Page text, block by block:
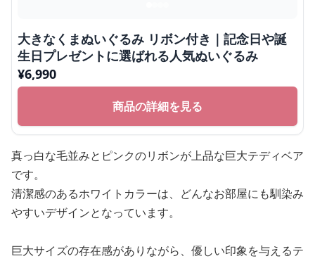
大きなくまぬいぐるみ リボン付き｜記念日や誕
生日プレゼントに選ばれる人気ぬいぐるみ
¥6,990
商品の詳細を見る
真っ白な毛並みとピンクのリボンが上品な巨大テディベア
です。
清潔感のあるホワイトカラーは、どんなお部屋にも馴染み
やすいデザインとなっています。
巨大サイズの存在感がありながら、優しい印象を与えるテ